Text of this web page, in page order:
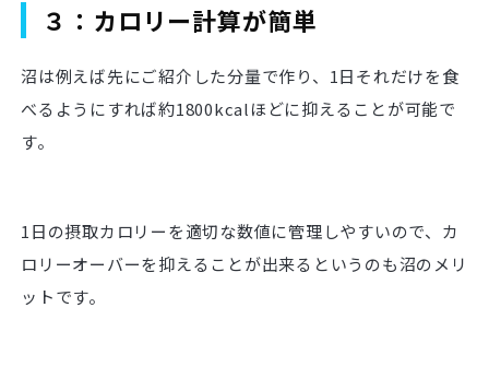
３：カロリー計算が簡単
沼は例えば先にご紹介した分量で作り、1日それだけを食
べるようにすれば約1800kcalほどに抑えることが可能で
す。
1日の摂取カロリーを適切な数値に管理しやすいので、カ
ロリーオーバーを抑えることが出来るというのも沼のメリ
ットです。